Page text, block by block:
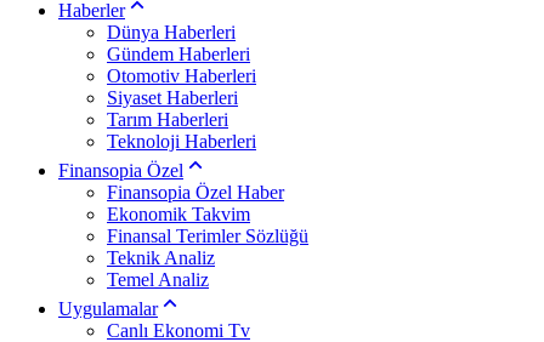
Haberler
Dünya Haberleri
Gündem Haberleri
Otomotiv Haberleri
Siyaset Haberleri
Tarım Haberleri
Teknoloji Haberleri
Finansopia Özel
Finansopia Özel Haber
Ekonomik Takvim
Finansal Terimler Sözlüğü
Teknik Analiz
Temel Analiz
Uygulamalar
Canlı Ekonomi Tv